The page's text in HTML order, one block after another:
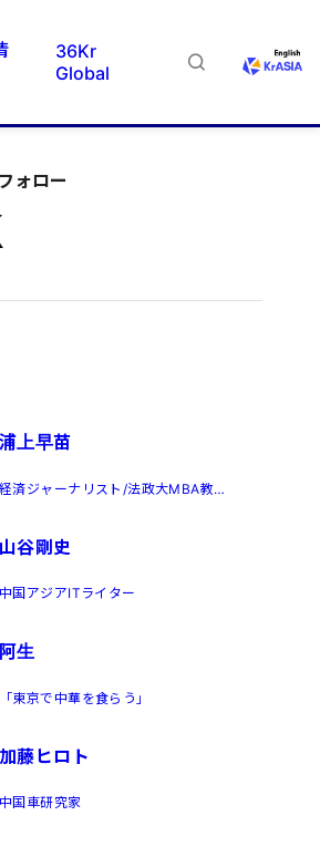
36Kr
Global
ォロー
浦上早苗
経済ジャーナリスト/法政大MBA教
山谷剛史
中国アジアITライター
阿生
「東京で中華を食らう」
加藤ヒロト
中国車研究家